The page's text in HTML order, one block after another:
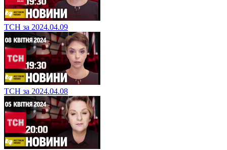
ТСН за 2024.04.09
ТСН за 2024.04.08